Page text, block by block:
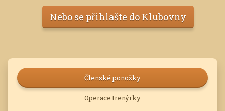
Nebo se přihlašte do Klubovny
Členské ponožky
Operace trenýrky